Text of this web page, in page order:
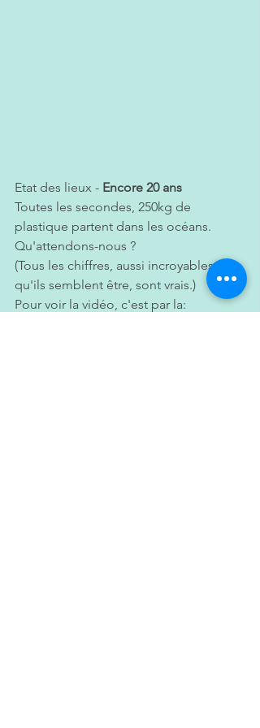
Etat des lieux - Encore 20 ans
Toutes les secondes, 250kg de
plastique partent dans les océans.
Qu'attendons-nous ?
(Tous les chiffres, aussi incroyables
qu'ils semblent être, sont vrais.)
Pour voir la vidéo, c'est par la: